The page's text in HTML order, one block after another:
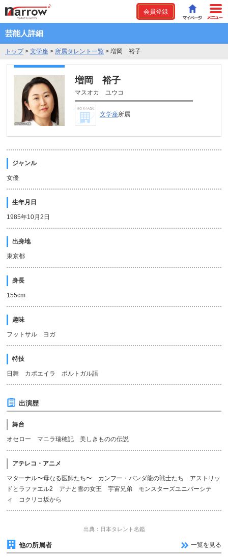
会員登録
芸能人詳細
トップ> 文学座 > 所属タレント一覧 > 増岡 裕子
増岡 裕子
マスオカ ユウコ
文学座所属
ジャンル
女優
生年月日
1985年10月2日
出身地
東京都
身長
155cm
趣味
フットサル ヨガ
特技
日舞 カポエイラ ポルトガル語
出演歴
舞台
オセロー マニラ瑞穂記 美しきものの伝説
アテレコ・アニメ
マターナル〜母なる医師たち〜 カンフー・パンダ龍の戦士たち アストリッ
ドとラファエル2 アナと雪の女王 宇宙兄弟 モンスターズユニバーシテ
ィ コクリコ坂から
出典：日本タレント名鑑
他の所属者 一覧を見る